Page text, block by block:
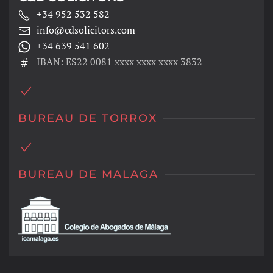
+34 952 532 582
info@cdsolicitors.com
+34 639 541 602
IBAN: ES22 0081 xxxx xxxx xxxx 3832
BUREAU DE TORROX
BUREAU DE MALAGA